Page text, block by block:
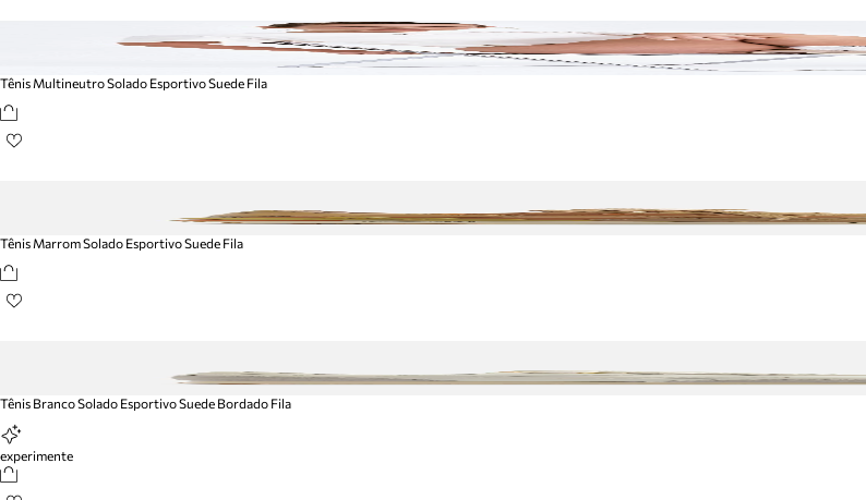
Tênis Multineutro Solado Esportivo Suede Fila
Tênis Marrom Solado Esportivo Suede Fila
Tênis Branco Solado Esportivo Suede Bordado Fila
experimente